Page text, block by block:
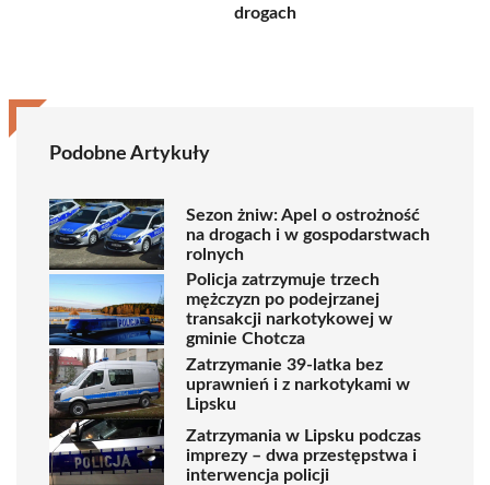
drogach
Podobne Artykuły
Sezon żniw: Apel o ostrożność
na drogach i w gospodarstwach
rolnych
Policja zatrzymuje trzech
mężczyzn po podejrzanej
transakcji narkotykowej w
gminie Chotcza
Zatrzymanie 39-latka bez
uprawnień i z narkotykami w
Lipsku
Zatrzymania w Lipsku podczas
imprezy – dwa przestępstwa i
interwencja policji